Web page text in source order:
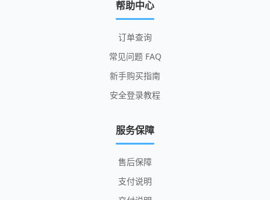
帮助中心
订单查询
常见问题 FAQ
新手购买指南
安全登录教程
服务保障
售后保障
支付说明